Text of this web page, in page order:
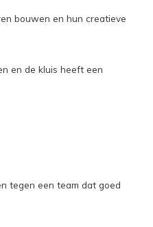
bouwen en hun creatieve
en de kluis heeft een
tegen een team dat goed